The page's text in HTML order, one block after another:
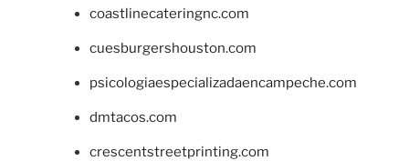
coastlinecateringnc.com
cuesburgershouston.com
psicologiaespecializadaencampeche.com
dmtacos.com
crescentstreetprinting.com